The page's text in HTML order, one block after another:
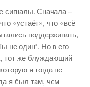
сигналы. Сначала –
«устаёт», что «всё
поддерживать,
не один”. Но в его
тот же блуждающий
я тогда не
я был там, чем